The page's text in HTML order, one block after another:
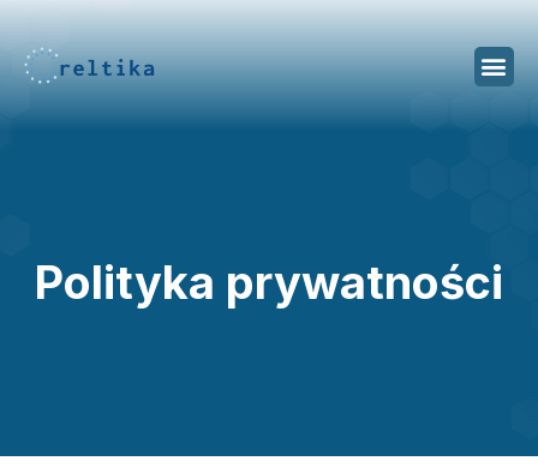
Polityka prywatności